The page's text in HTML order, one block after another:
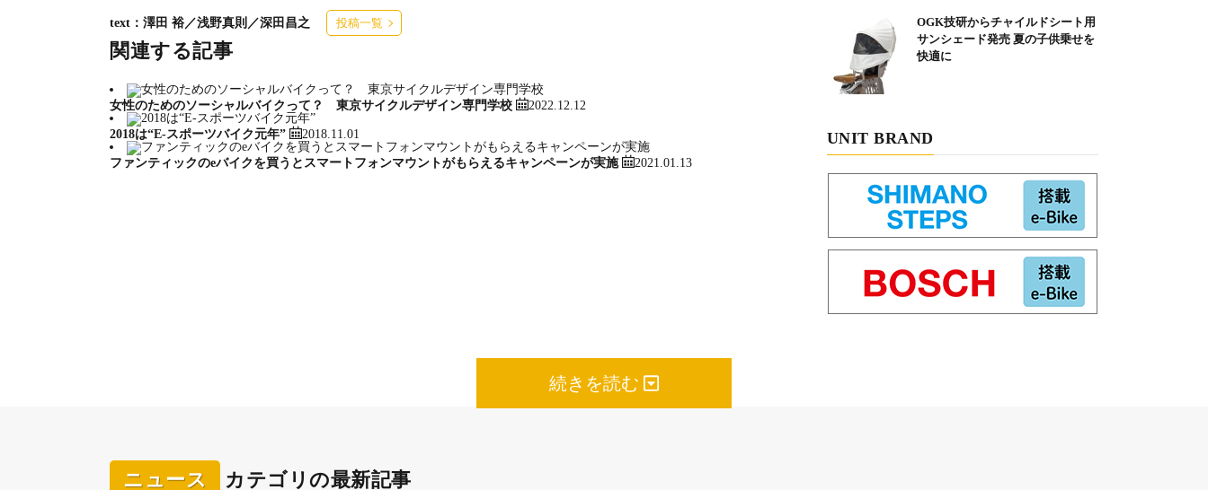
乗り降りに便利なステップイン eバイク ePASSPORTcc 400EQ
ePASSPORTcc 400EQ シルクチタン（ブラック）
カーボンフレームにインチューブバッテリーを内蔵したeMTB
続きを読む
text：澤田 裕／浅野真則／深田昌之 投稿一覧
関連する記事
女性のためのソーシャルバイクって？ 東京サイクルデザイン専門学校 2022.12.12
2018は“E-スポーツバイク元年” 2018.11.01
ファンティックのeバイクを買うとスマートフォンマウントがもらえるキャンペーンが実施 2021.01.13
OGK技研からチャイルドシート用
サンシェード発売 夏の子供乗せを
快適に
UNIT BRAND
ニュース カテゴリの最新記事